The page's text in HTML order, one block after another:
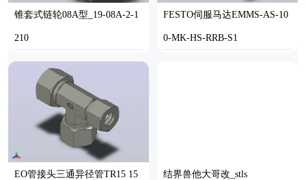
锥套式链轮08A型_19-08A-2-1
210
SOLIDWORKS
FESTO伺服马达EMMS-AS-10
0-MK-HS-RRB-S1
EO管接头三通异径管TR15 15 结界兽他大哥改_stls